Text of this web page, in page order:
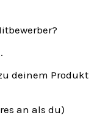
deinem Produkt
an als du)